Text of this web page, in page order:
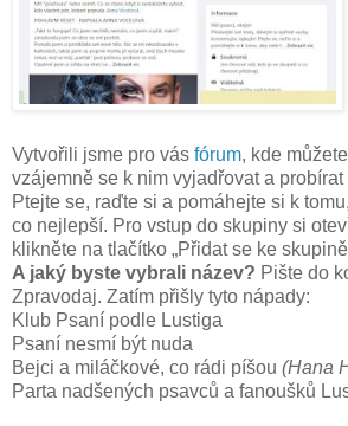
Vytvořili jsme pro vás fórum, kde
vzájemně se k nim vyjadřovat a
Ptejte se, raďte si a pomáhejte si k
co nejlepší. Pro vstup do skupiny si
klikněte na tlačítko „Přidat se ke
A jaký byste vybrali název? Pište do
Zpravodaj. Zatím přišly tyto nápady:
Klub Psaní podle Lustiga
Psaní nesmí být nuda
Bejci a miláčkové, co rádi píšou (Hana
Parta nadšených psavců a fanoušků